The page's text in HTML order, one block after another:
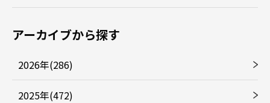
アーカイブから探す
2026年(286)
2025年(472)